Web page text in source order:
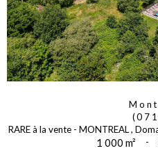
RARE à la vente - MONTREAL ,
1 000 m² -